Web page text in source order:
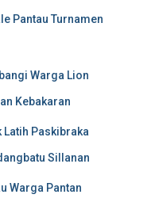
Pantau Turnamen
Warga Lion
Kebakaran
Paskibraka
Sillanan
Warga Pantan